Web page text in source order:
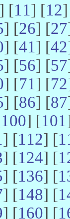
] [11] [12
] [26] [27
] [41] [42
] [56] [57
] [71] [72
] [86] [87
100] [101
] [112] [
] [124] [
] [136] [
] [148] [
] [160] [